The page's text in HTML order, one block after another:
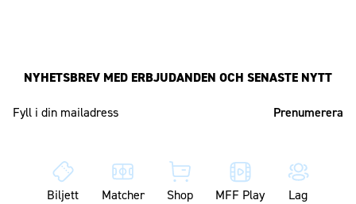
NYHETSBREV MED ERBJUDANDEN OCH SENASTE NYTT
Biljett Matcher Shop MFF Play Lag